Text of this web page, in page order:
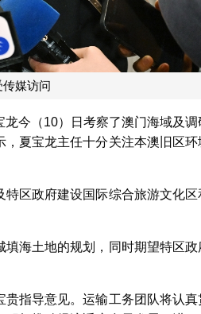
媒访问
今（10）日考察了澳门海域及调
夏宝龙主任十分关注本澳旧区环
区政府建设国际综合旅游文化
海土地的规划，同时期望特区
指导意见。运输工务团队将认真